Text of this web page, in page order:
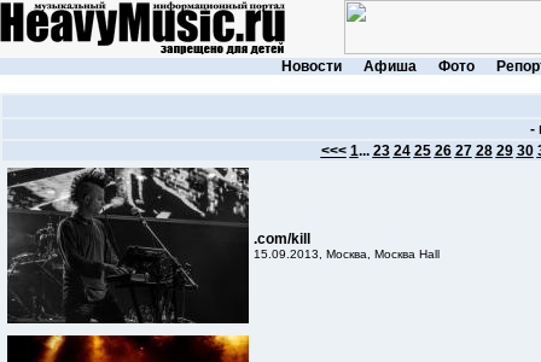
Новости Афиша Фото
-
<<< 1... 23 24 25 26 27 28 29 30
.com/kill
15.09.2013, Москва, Москва Hall